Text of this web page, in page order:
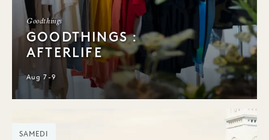
Goodthings
GOODTHINGS :
AFTERLIFE
Aug 7-9
SAMEDI